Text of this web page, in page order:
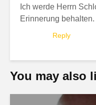
Ich werde Herrn
Erinnerung behalten.
Reply
You may also